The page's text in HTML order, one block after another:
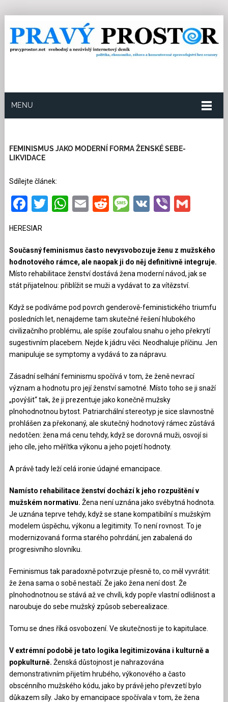
MENU
FEMINISMUS JAKO MODERNÍ FORMA ŽENSKÉ SEBE-
LIKVIDACE
Sdílejte článek:
Facebook
Twitter
WhatsApp
EmailRedditMessage
VKViber
HERESIAR
Současný feminismus často nevysvobozuje ženu z mužského
hodnotového rámce, ale naopak ji do něj definitivně integruje.
Místo rehabilitace ženství dostává žena moderní návod, jak se
stát přijatelnou: přiblížit se muži a vydávat to za vítězství.
Když se podíváme pod povrch genderově-feministického triumfu
posledních let, nenajdeme tam skutečné řešení hlubokého
civilizačního problému, ale spíše zoufalou snahu o jeho překrytí
sugestivním placebem. Nejde k jádru věci. Neodhaluje příčinu. Jen
manipuluje se symptomy a vydává to za nápravu.
Zásadní selhání feminismu spočívá v tom, že ženě nevrací
význam a hodnotu pro její ženství samotné. Místo toho se ji snaží
„povýšit“ tak, že ji prezentuje jako konečně mužsky
plnohodnotnou bytost. Patriarchální stereotyp je sice slavnostně
prohlášen za překonaný, ale skutečný hodnotový rámec zůstává
nedotčen: žena má cenu tehdy, když se dorovná muži, osvojí si
jeho cíle, jeho měřítka výkonu a jeho pojetí hodnoty.
A právě tady leží celá ironie údajné emancipace.
Namísto rehabilitace ženství dochází k jeho rozpuštění v
mužském normativu. Žena není uznána jako svébytná hodnota.
Je uznána teprve tehdy, když se stane kompatibilní s mužským
modelem úspěchu, výkonu a legitimity. To není rovnost. To je
modernizovaná forma starého pohrdání, jen zabalená do
progresivního slovníku.
Feminismus tak paradoxně potvrzuje přesně to, co měl vyvrátit:
že žena sama o sobě nestačí. Že jako žena není dost. Že
plnohodnotnou se stává až ve chvíli, kdy popře vlastní odlišnost a
naroubuje do sebe mužský způsob seberealizace.
Tomu se dnes říká osvobození. Ve skutečnosti je to kapitulace.
V extrémní podobě je tato logika legitimizována i kulturně a
popkulturně. Ženská důstojnost je nahrazována
demonstrativním přijetím hrubého, výkonového a často
obscénního mužského kódu, jako by právě jeho převzetí bylo
důkazem síly. Jako by emancipace spočívala v tom, že žena